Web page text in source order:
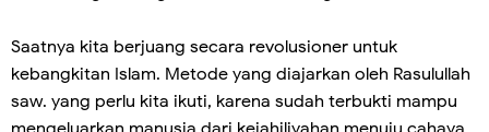
Saatnya kita berjuang secara revolusioner untuk
kebangkitan Islam. Metode yang diajarkan oleh Rasulullah
saw. yang perlu kita ikuti, karena sudah terbukti mampu